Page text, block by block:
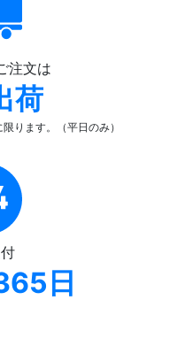
注文は
荷
限ります。（平日のみ）
日